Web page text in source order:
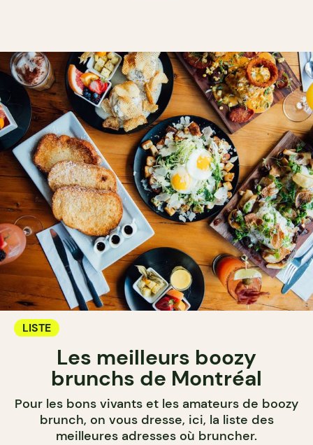
LISTE
Les meilleurs boozy
brunchs de Montréal
Pour les bons vivants et les amateurs de boozy
brunch, on vous dresse, ici, la liste des
meilleures adresses où bruncher.